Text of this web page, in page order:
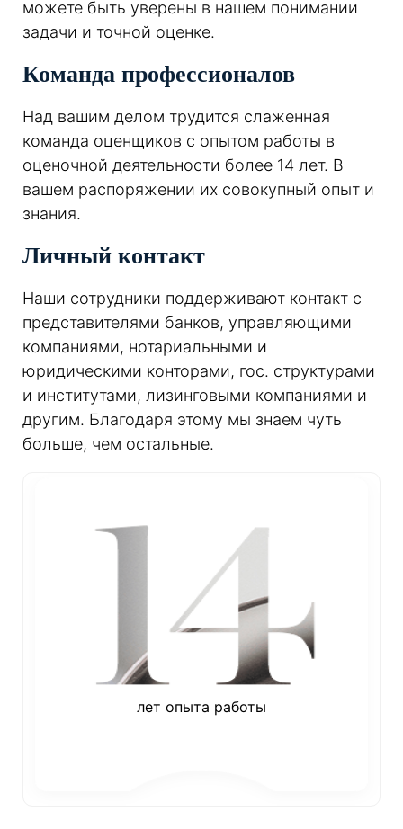
можете быть уверены в нашем понимании
задачи и точной оценке.
Команда профессионалов
Над вашим делом трудится слаженная
команда оценщиков с опытом работы в
оценочной деятельности более 14 лет. В
вашем распоряжении их совокупный опыт и
знания.
Личный контакт
Наши сотрудники поддерживают контакт с
представителями банков, управляющими
компаниями, нотариальными и
юридическими конторами, гос. структурами
и институтами, лизинговыми компаниями и
другим. Благодаря этому мы знаем чуть
больше, чем остальные.
лет опыта работы